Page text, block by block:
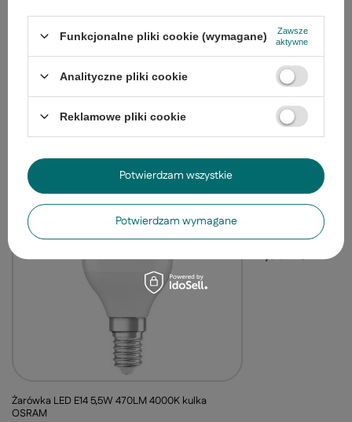
Kinkiet Fiesta rustykalny z abażurem kremowym
do salonu metalowy E14
Polecane produkty
Żarówka LED E14 5,5W 470LM 4000K kulka
OSRAM
Żarówka LED E14
11,98 zł / szt.
Funkcjonalne pliki cookie (wymagane)
Zawsze
aktywne
Analityczne pliki cookie
Reklamowe pliki cookie
Potwierdzam wymagane
Potwierdzam wszystkie